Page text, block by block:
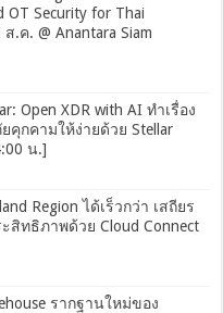
OT Security for Thai
.ค. @ Anantara Siam
Open XDR with AI ทำเรื่อง
คุกคามให้ง่ายด้วย Stellar
น.]
Region ได้เร็วกว่า เสถียร
สิทธิภาพด้วย Cloud Connect
รากฐานใหม่ของ